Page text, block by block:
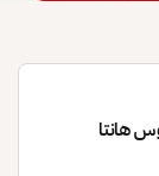
هانتا